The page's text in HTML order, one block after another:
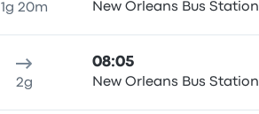
1g 20m New Orleans Bus Station
2g
08:05
New Orleans Bus Station